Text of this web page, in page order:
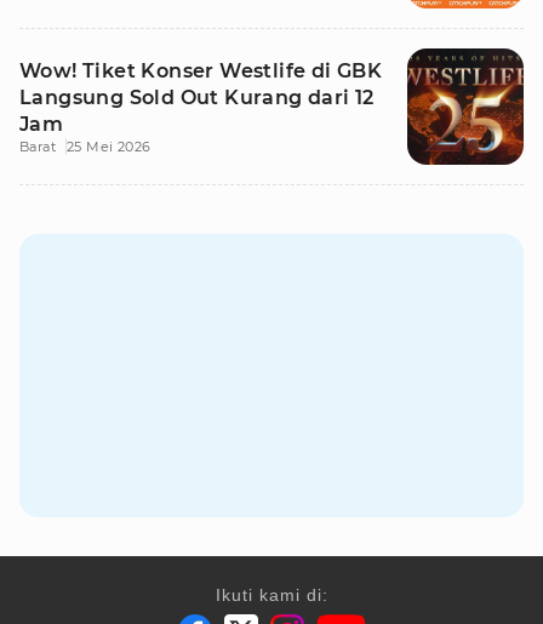
Wow! Tiket Konser Westlife di GBK
Langsung Sold Out Kurang dari 12
Jam
Barat 25 Mei 2026
Ikuti kami di: